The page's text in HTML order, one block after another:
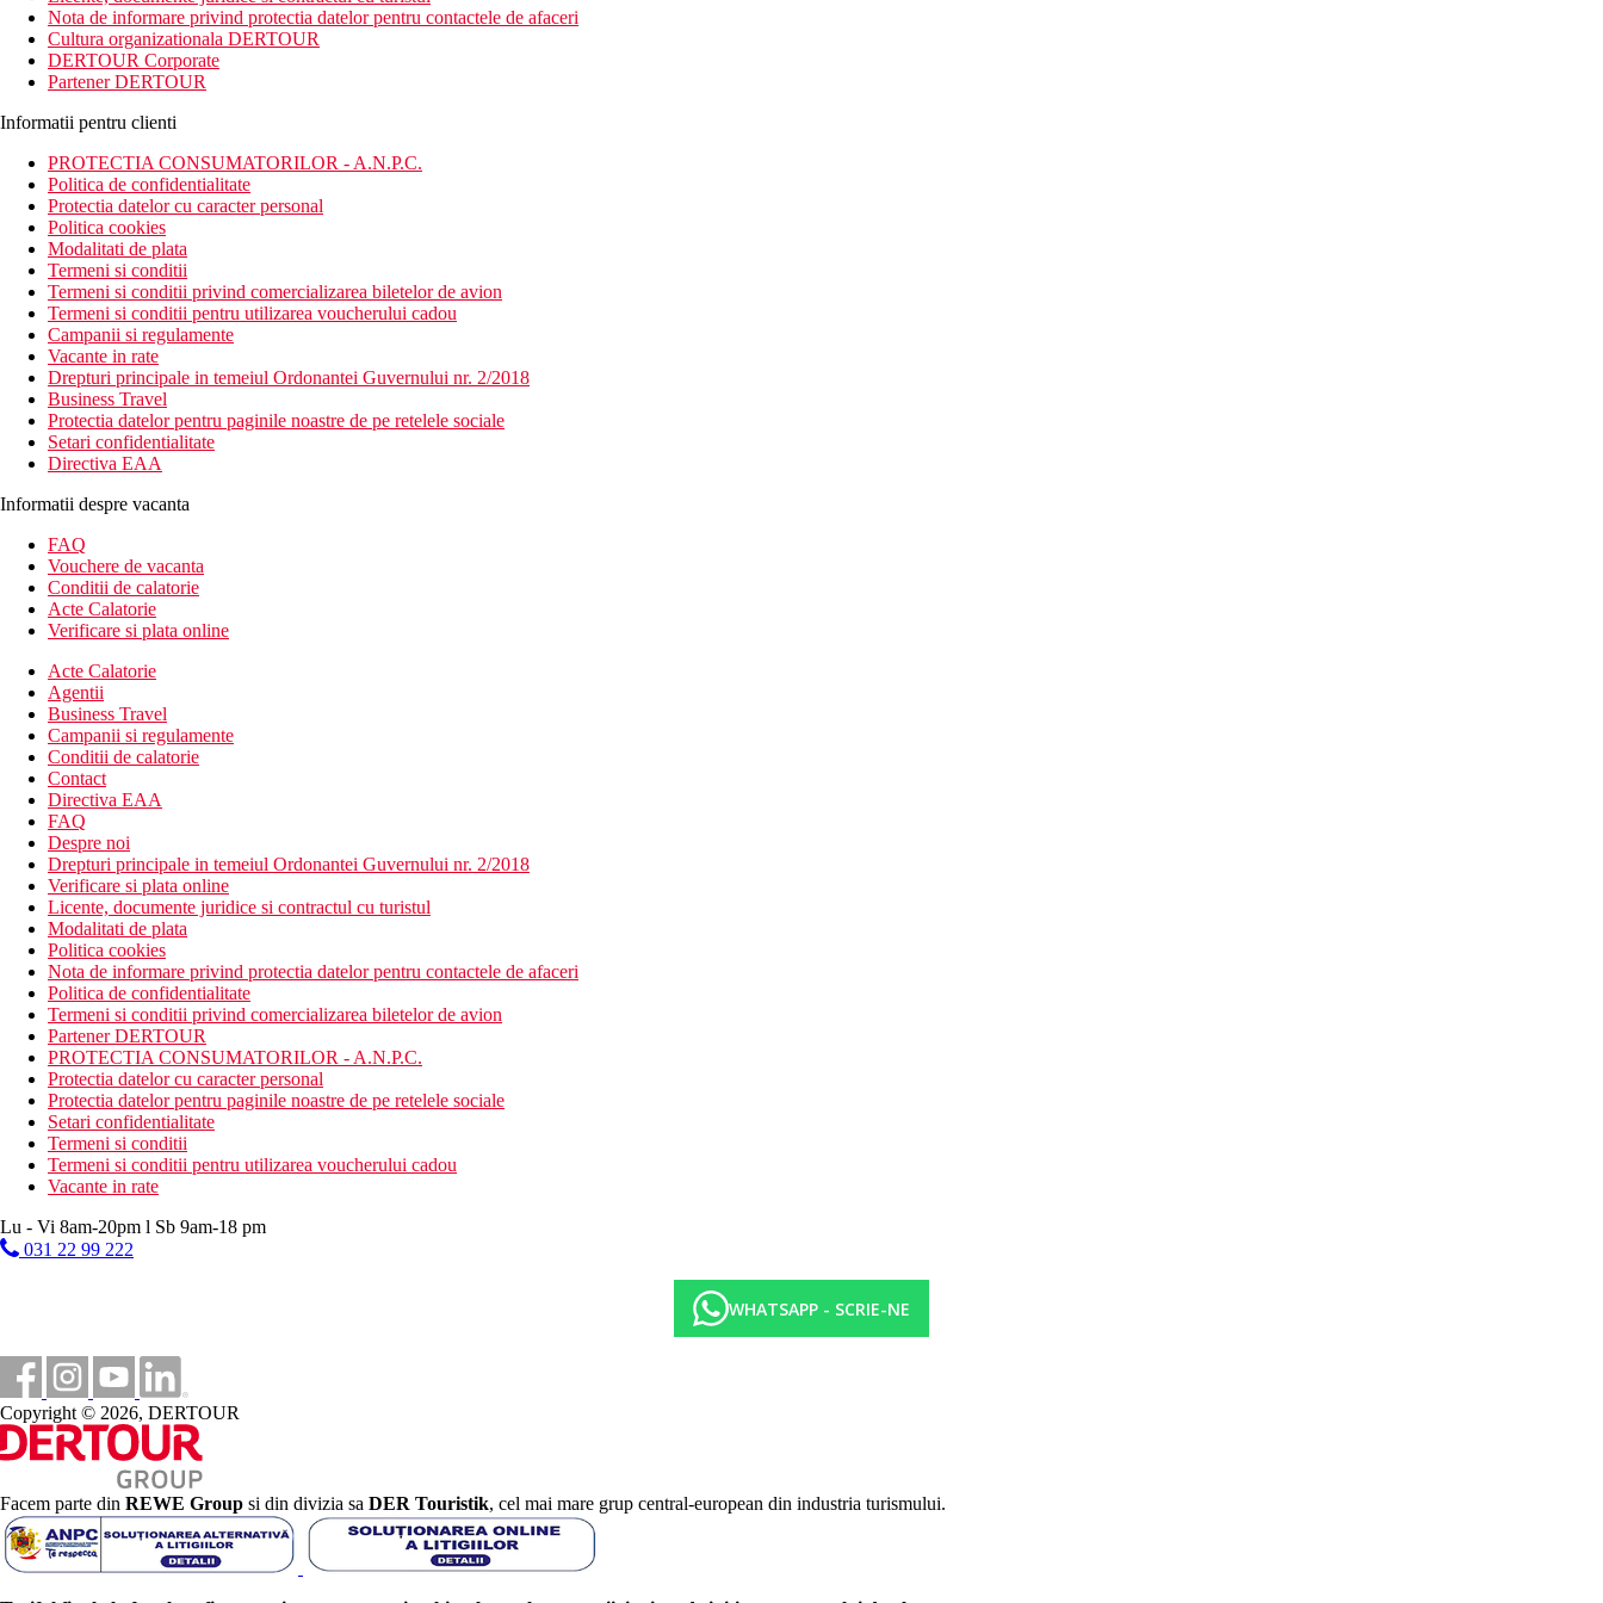
Distanta
Hotel in zona populara Side - Colakli
la aproximativ 58 km de aeroportul din Antalya
la aproximativ 11 km de centrul istoric al orasului Side.
Descrierea camerei
Toate tipurile de camere dispun de:
pat dublu sau twin
baie cu dus sau cada
uscator de par
balcon
minibar contra cost
TV LED
WiFi
telefon
seif
fierbator
Descrierea hotelului
Hotelul dispune de:
aquapark
piscine
WiFi
restaurante
organizari evenimente private
sala de fitness
divertisment
club pentru copii
Descrierea plajei
plaja cu nisip si pietris
Activitati sportive gratuite
baschet
yoga
boccia
darts
sala de fitness
Activitati sportive contra cost
activitati acvatice la plaja
wellness & spa
Dieta
Ultra All Inclusive:
Cu un total de cinci restaurante acestea servesc toate mesele zilei cu specific culinar international si local
Sase baruri cu diferite tematici
Categoria oficiala
5 stele
Site web
Numa Club Side - Home
Distanţe
Distanta pana la plaja
Plaja
Plaja
Sezlonguri si umbrele gratuite pe plaja
Vacanta la plaja
Piscine
Nota de informare privind protectia datelor pentru contactele de afaceri
Cultura organizationala DERTOUR
DERTOUR Corporate
Partener DERTOUR
Informatii pentru clienti
PROTECTIA CONSUMATORILOR - A.N.P.C.
Politica de confidentialitate
Protectia datelor cu caracter personal
Politica cookies
Modalitati de plata
Termeni si conditii
Termeni si conditii privind comercializarea biletelor de avion
Termeni si conditii pentru utilizarea voucherului cadou
Campanii si regulamente
Vacante in rate
Drepturi principale in temeiul Ordonantei Guvernului nr. 2/2018
Business Travel
Protectia datelor pentru paginile noastre de pe retelele sociale
Setari confidentialitate
Directiva EAA
Informatii despre vacanta
FAQ
Vouchere de vacanta
Conditii de calatorie
Acte Calatorie
Verificare si plata online
Acte Calatorie
Agentii
Business Travel
Campanii si regulamente
Conditii de calatorie
Contact
Directiva EAA
FAQ
Despre noi
Drepturi principale in temeiul Ordonantei Guvernului nr. 2/2018
Verificare si plata online
Licente, documente juridice si contractul cu turistul
Modalitati de plata
Politica cookies
Nota de informare privind protectia datelor pentru contactele de afaceri
Politica de confidentialitate
Termeni si conditii privind comercializarea biletelor de avion
Partener DERTOUR
PROTECTIA CONSUMATORILOR - A.N.P.C.
Protectia datelor cu caracter personal
Protectia datelor pentru paginile noastre de pe retelele sociale
Setari confidentialitate
Termeni si conditii
Termeni si conditii pentru utilizarea voucherului cadou
Vacante in rate
Lu - Vi 8am-20pm l Sb 9am-18 pm
031 22 99 222
WHATSAPP - SCRIE-NE
Copyright © 2026, DERTOUR
Facem parte din REWE Group si din divizia sa DER Touristik, cel mai mare grup central-european din industria turismului.